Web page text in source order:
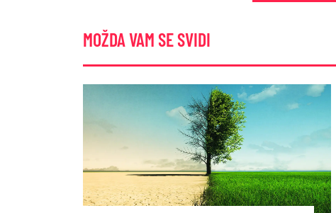
MOŽDA VAM SE SVIDI